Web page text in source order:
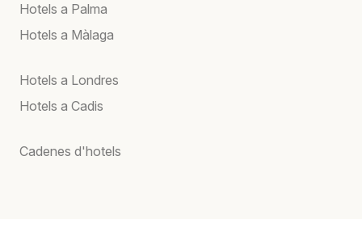
Hotels a Palma
Hotels a Màlaga
Hotels a Londres
Hotels a Cadis
Cadenes d'hotels